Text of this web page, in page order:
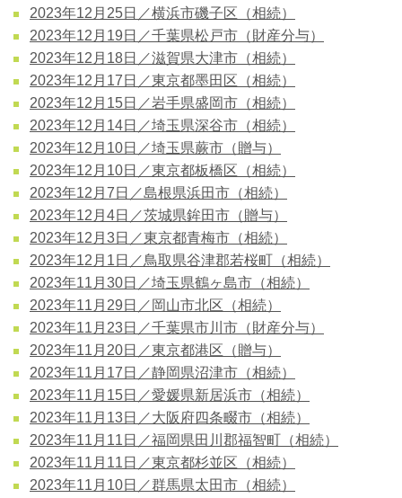
2023年12月25日／横浜市磯子区（相続）
2023年12月19日／千葉県松戸市（財産分与）
2023年12月18日／滋賀県大津市（相続）
2023年12月17日／東京都墨田区（相続）
2023年12月15日／岩手県盛岡市（相続）
2023年12月14日／埼玉県深谷市（相続）
2023年12月10日／埼玉県蕨市（贈与）
2023年12月10日／東京都板橋区（相続）
2023年12月7日／島根県浜田市（相続）
2023年12月4日／茨城県鉾田市（贈与）
2023年12月3日／東京都青梅市（相続）
2023年12月1日／鳥取県谷津郡若桜町（相続）
2023年11月30日／埼玉県鶴ヶ島市（相続）
2023年11月29日／岡山市北区（相続）
2023年11月23日／千葉県市川市（財産分与）
2023年11月20日／東京都港区（贈与）
2023年11月17日／静岡県沼津市（相続）
2023年11月15日／愛媛県新居浜市（相続）
2023年11月13日／大阪府四条畷市（相続）
2023年11月11日／福岡県田川郡福智町（相続）
2023年11月11日／東京都杉並区（相続）
2023年11月10日／群馬県太田市（相続）